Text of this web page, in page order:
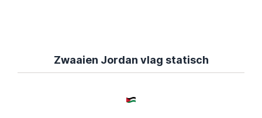
Zwaaien Jordan vlag statisch